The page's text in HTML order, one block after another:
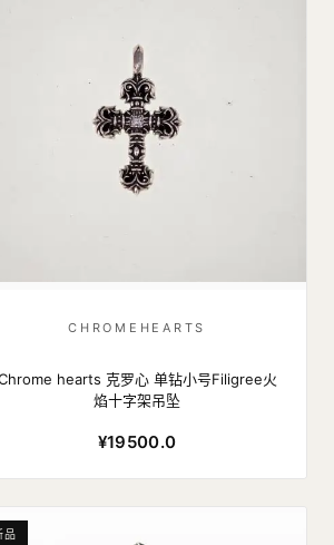
CHROMEHEARTS
hearts 克罗心 单钻小号Filigree火
焰十字架吊坠
¥19500.0
品